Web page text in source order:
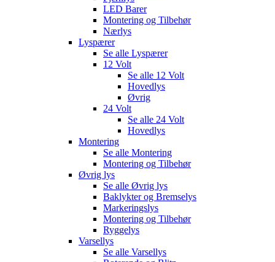
LED Barer
Montering og Tilbehør
Nærlys
Lyspærer
Se alle Lyspærer
12 Volt
Se alle 12 Volt
Hovedlys
Øvrig
24 Volt
Se alle 24 Volt
Hovedlys
Montering
Se alle Montering
Montering og Tilbehør
Øvrig lys
Se alle Øvrig lys
Baklykter og Bremselys
Markeringslys
Montering og Tilbehør
Ryggelys
Varsellys
Se alle Varsellys